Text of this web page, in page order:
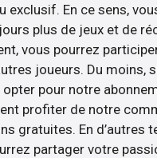
exclusif. En ce sens,
plus de jeux et de
vous pourrez
joueurs. Du moins,
opter pour notre
profiter de notre
gratuites. En d’autres
partager votre